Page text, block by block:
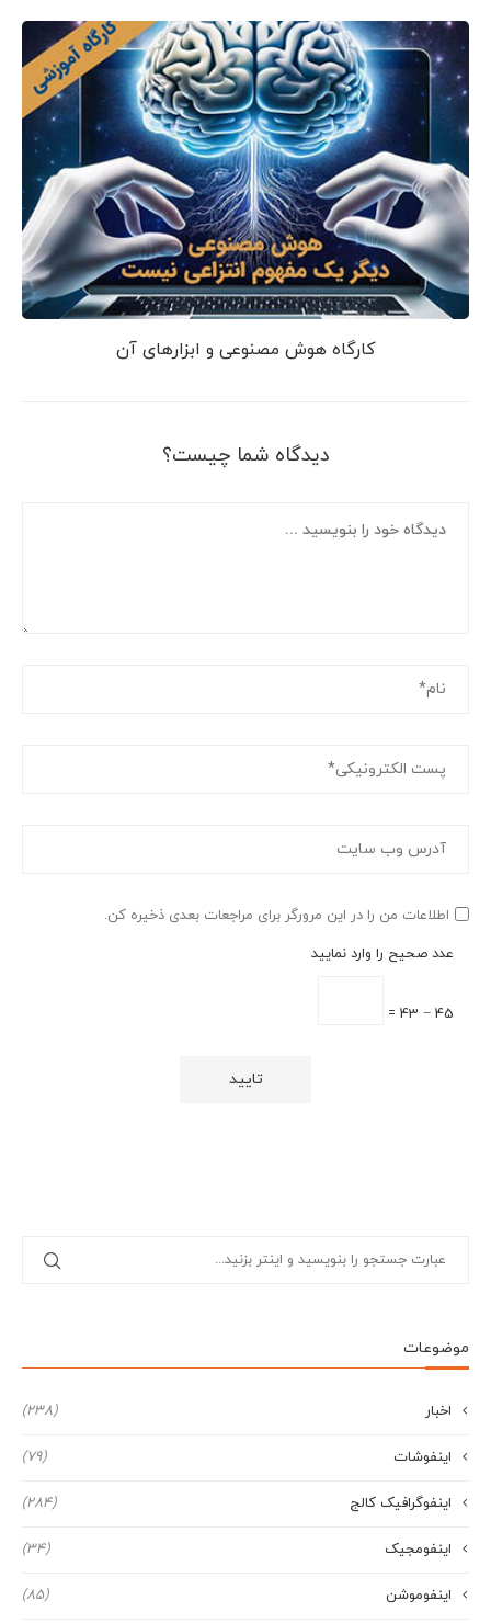
کارگاه هوش مصنوعی و ابزارهای آن
دیدگاه شما چیست؟
اطلاعات من را در این مرورگر برای مراجعات بعدی ذخیره کن.
عدد صحیح را وارد نمایید
45 − 43 =
موضوعات
اخبار (238)
اینفوشات (79)
اینفوگرافیک کالج (284)
اینفومجیک (34)
اینفوموشن (85)